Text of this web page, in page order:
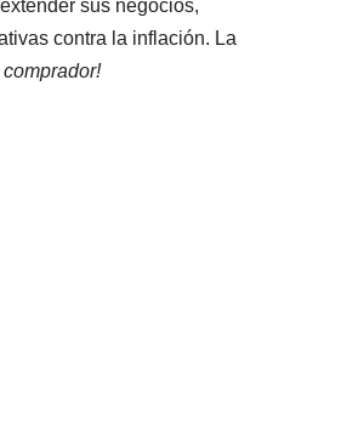
sus negocios,
contra la inflación. La